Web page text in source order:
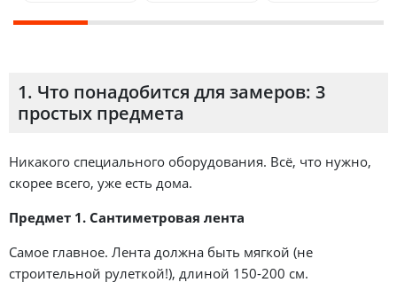
1. Что понадобится для замеров: 3
простых предмета
Никакого специального оборудования. Всё, что нужно,
скорее всего, уже есть дома.
Предмет 1. Сантиметровая лента
Самое главное. Лента должна быть мягкой (не
строительной рулеткой!), длиной 150-200 см.